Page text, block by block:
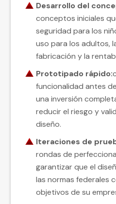
Desarrollo del
conceptos iniciales
seguridad para los
uso para los adultos,
fabricación y la
Prototipado rápido:
funcionalidad antes
una inversión
reducir el riesgo y
diseño.
Iteraciones de
rondas de
garantizar que el
las normas federales
objetivos de su